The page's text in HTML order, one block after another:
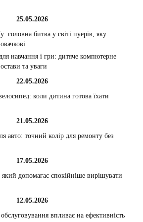
25.05.2026
битва у світі пуерів, яку
навчання і гри: дитяче компютерне
та уваги
22.05.2026
коли дитина готова їхати
21.05.2026
авто: точний колір для ремонту без
17.05.2026
який допомагає спокійніше вирішувати
12.05.2026
впливає на ефективність